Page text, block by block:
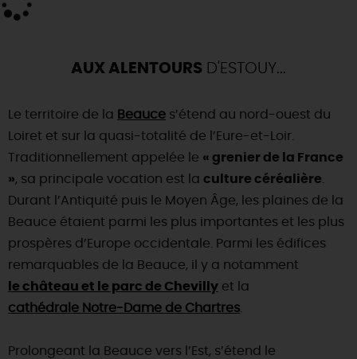
AUX ALENTOURS D'ESTOUY...
Le territoire de la Beauce s’étend au nord-ouest du
Loiret et sur la quasi-totalité de l’Eure-et-Loir.
Traditionnellement appelée le « grenier de la France
», sa principale vocation est la culture céréalière
Durant l’Antiquité puis le Moyen Âge, les plaines de la
Beauce étaient parmi les plus importantes et les plus
prospères d’Europe occidentale. Parmi les édifices
remarquables de la Beauce, il y a notamment
le château et le parc de Chevilly et la
cathédrale Notre-Dame de Chartres
Prolongeant la Beauce vers l’Est, s’étend le